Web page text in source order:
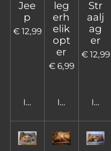
Jee
p
€ 12,99
In winkelwagen
leg
erh
elik
opt
er
€ 6,99
In
Str
aalj
ag
er
€ 12,99
In